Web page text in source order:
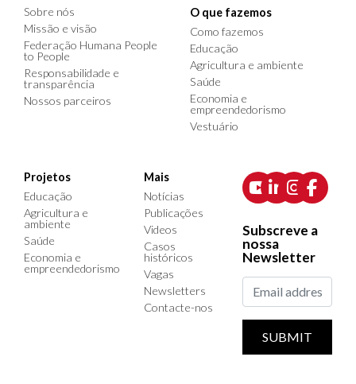
Sobre nós
Missão e visão
Federação Humana People
to People
Responsabilidade e
transparência
Nossos parceiros
O que fazemos
Como fazemos
Educação
Agricultura e ambiente
Saúde
Economia e
empreendedorismo
Vestuário
Projetos
Educação
Agricultura e
ambiente
Saúde
Economia e
empreendedorismo
Mais
Notícias
Publicações
Videos
Casos
históricos
Vagas
Newsletters
Contacte-nos
Subscreve a
nossa
Newsletter
SUBMIT